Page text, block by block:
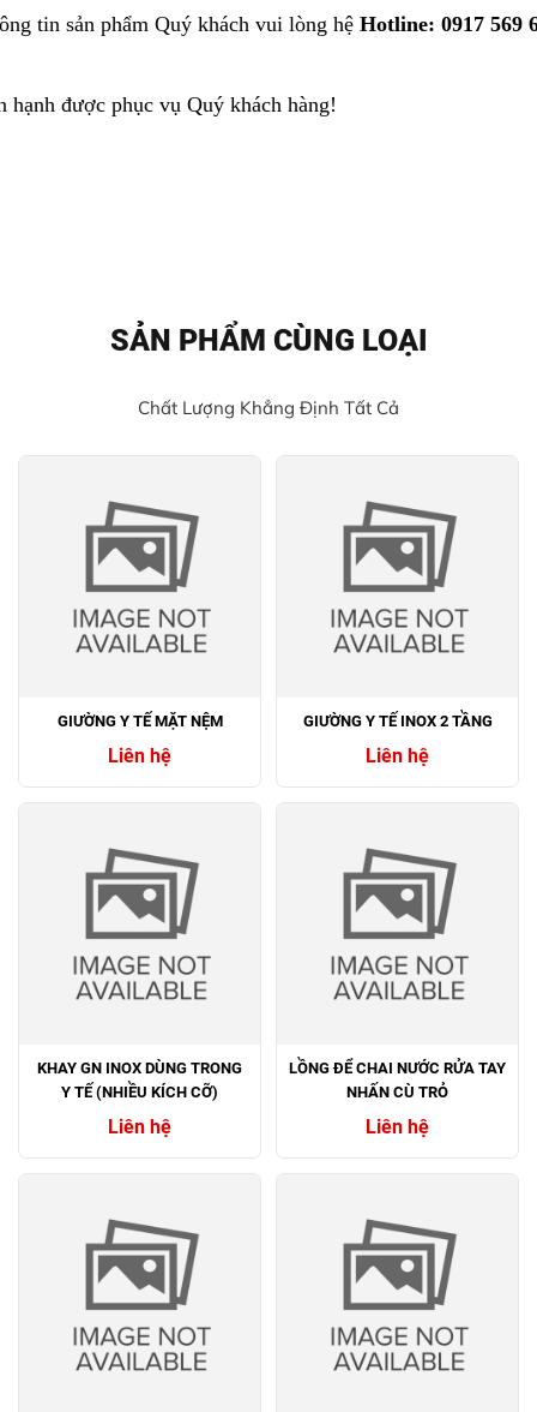
tin sản phẩm Quý khách vui lòng hệ Hotline: 0917 569
hạnh được phục vụ Quý khách hàng!
SẢN PHẨM CÙNG LOẠI
Chất Lượng Khẳng Định Tất Cả
GIƯỜNG Y TẾ MẶT NỆM
Liên hệ
GIƯỜNG Y TẾ INOX 2 TẦNG
Liên hệ
KHAY GN INOX DÙNG TRONG
Y TẾ (NHIỀU KÍCH CỠ)
Liên hệ
LỒNG ĐỂ CHAI NƯỚC RỬA TAY
NHẤN CÙ TRỎ
Liên hệ